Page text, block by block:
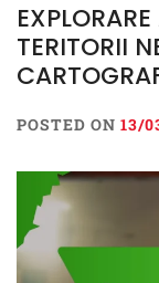
TERITORII
POSTED ON 13/